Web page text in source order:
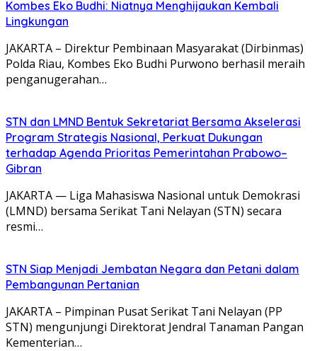
Kombes Eko Budhi: Niatnya Menghijaukan Kembali
Lingkungan
JAKARTA – Direktur Pembinaan Masyarakat (Dirbinmas)
Polda Riau, Kombes Eko Budhi Purwono berhasil meraih
penganugerahan…
STN dan LMND Bentuk Sekretariat Bersama Akselerasi
Program Strategis Nasional, Perkuat Dukungan
terhadap Agenda Prioritas Pemerintahan Prabowo–
Gibran
JAKARTA — Liga Mahasiswa Nasional untuk Demokrasi
(LMND) bersama Serikat Tani Nelayan (STN) secara
resmi…
STN Siap Menjadi Jembatan Negara dan Petani dalam
Pembangunan Pertanian
JAKARTA – Pimpinan Pusat Serikat Tani Nelayan (PP
STN) mengunjungi Direktorat Jendral Tanaman Pangan
Kementerian…